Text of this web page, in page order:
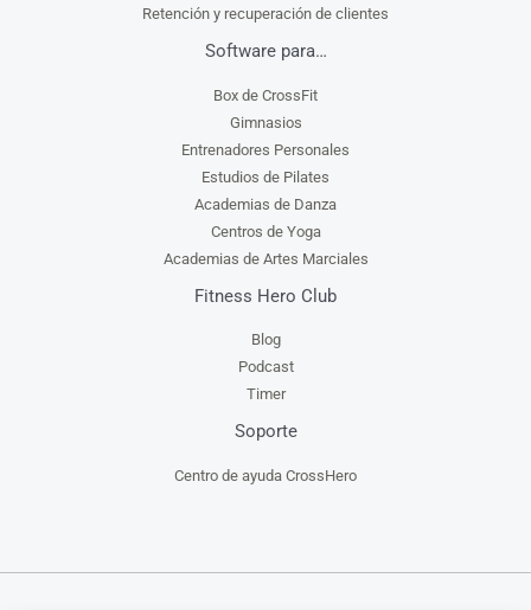
Retención y recuperación de clientes
Software para…
Box de CrossFit
Gimnasios
Entrenadores Personales
Estudios de Pilates
Academias de Danza
Centros de Yoga
Academias de Artes Marciales
Fitness Hero Club
Blog
Podcast
Timer
Soporte
Centro de ayuda CrossHero